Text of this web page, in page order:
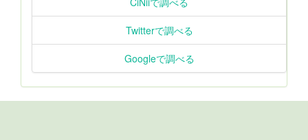
Twitterで調べる
Googleで調べる